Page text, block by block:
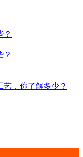
？
？
，你了解多少？